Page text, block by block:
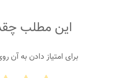
این مطلب
برای امتیاز دادن به آن